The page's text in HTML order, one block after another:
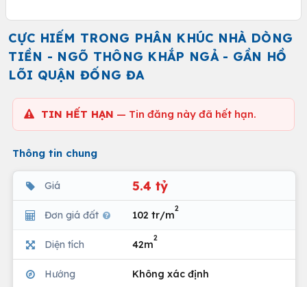
CỰC HIẾM TRONG PHÂN KHÚC NHÀ DÒNG
TIỀN - NGÕ THÔNG KHẮP NGẢ - GẦN HỒ
LÕI QUẬN ĐỐNG ĐA
TIN HẾT HẠN — Tin đăng này đã hết hạn.
Thông tin chung
Giá 5.4 tỷ
Đơn giá đất 102 tr/m
2
Diện tích 42m
2
Hướng Không xác định